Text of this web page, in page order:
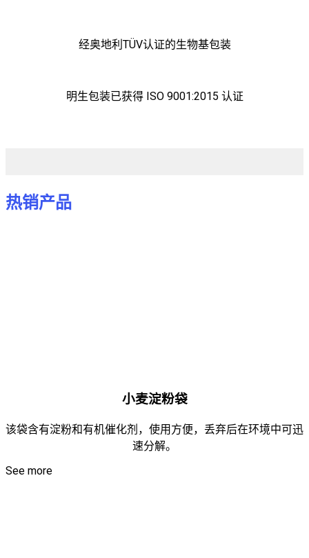
经奥地利TÜV认证的生物基包装
明生包装已获得 ISO 9001:2015 认证
热销产品
小麦淀粉袋
该袋含有淀粉和有机催化剂，使用方便，丢弃后在环境中可迅
速分解。
See more